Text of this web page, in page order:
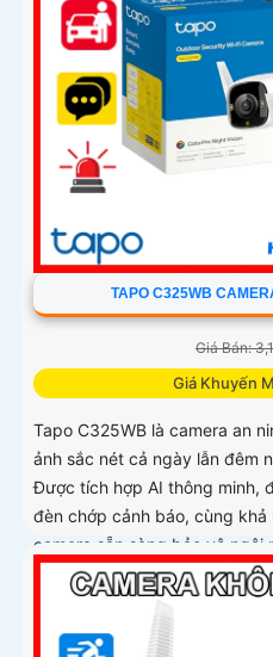
TAPO C325WB
Giá Bán:
Giá Khuyến
Tapo C325WB là camera an
ảnh sắc nét cả ngày lẫn đêm
Được tích hợp AI thông minh,
đèn chớp cảnh báo, cùng
camera sẵn sàng bảo vệ ngôi
thời tiết